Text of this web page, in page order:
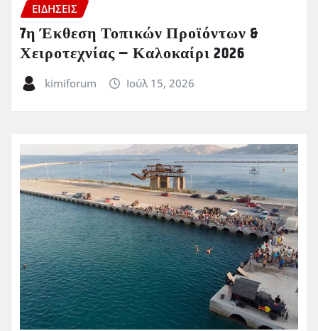
ΕΙΔΗΣΕΙΣ
7η Έκθεση Τοπικών Προϊόντων &
Χειροτεχνίας – Καλοκαίρι 2026
kimiforum Ιούλ 15, 2026